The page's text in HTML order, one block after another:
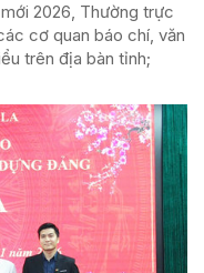
2026, Thường trực
cơ quan báo chí, văn
trên địa bàn tỉnh;